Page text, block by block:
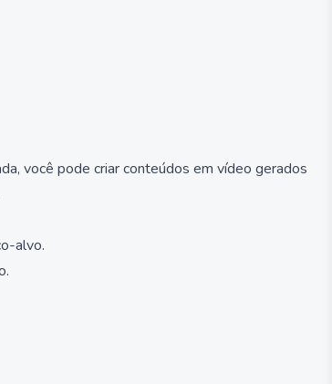
você pode criar conteúdos em vídeo gerados
alvo.